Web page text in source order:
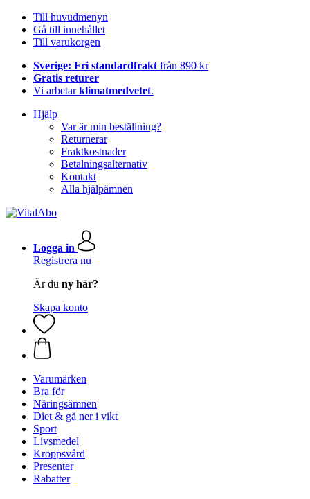
Till huvudmenyn
Gå till innehållet
Till varukorgen
Sverige: Fri standardfrakt från 890 kr
Gratis returer
Vi arbetarklimatmedvetet.
Hjälp
Var är min beställning?
Returnerar
Fraktkostnader
Betalningsalternativ
Kontakt
Alla hjälpämnen
Logga in
Registrera nu
Är du ny här?
Skapa konto
Varumärken
Bra för
Näringsämnen
Diet & gå ner i vikt
Sport
Livsmedel
Kroppsvård
Presenter
Rabatter